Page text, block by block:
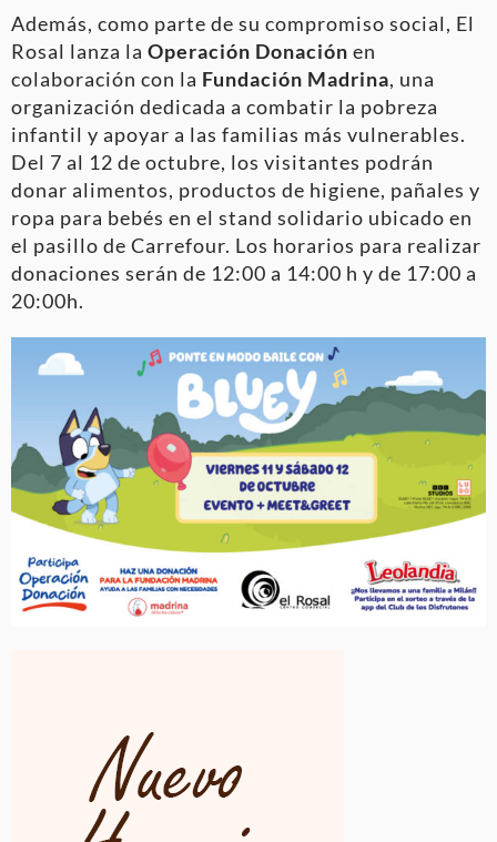
Además, como parte de su compromiso social, El
Rosal lanza la Operación Donación en
colaboración con la Fundación Madrina, una
organización dedicada a combatir la pobreza
infantil y apoyar a las familias más vulnerables.
Del 7 al 12 de octubre, los visitantes podrán
donar alimentos, productos de higiene, pañales y
ropa para bebés en el stand solidario ubicado en
el pasillo de Carrefour. Los horarios para realizar
donaciones serán de 12:00 a 14:00 h y de 17:00 a
20:00h.